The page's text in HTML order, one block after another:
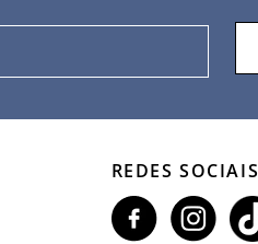
REDES SOCIAIS